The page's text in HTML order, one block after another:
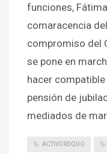
funciones,
comaracencia
compromiso del
se pone en
hacer
pensión de
mediados de
ACTIVORDQUO